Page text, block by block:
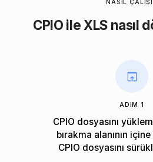
NASIL
CPIO ile XLS nasıl
ADIM 1
CPIO dosyasını
bırakma alanının
CPIO dosyasını